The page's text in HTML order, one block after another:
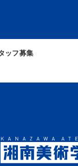
ッフ募集